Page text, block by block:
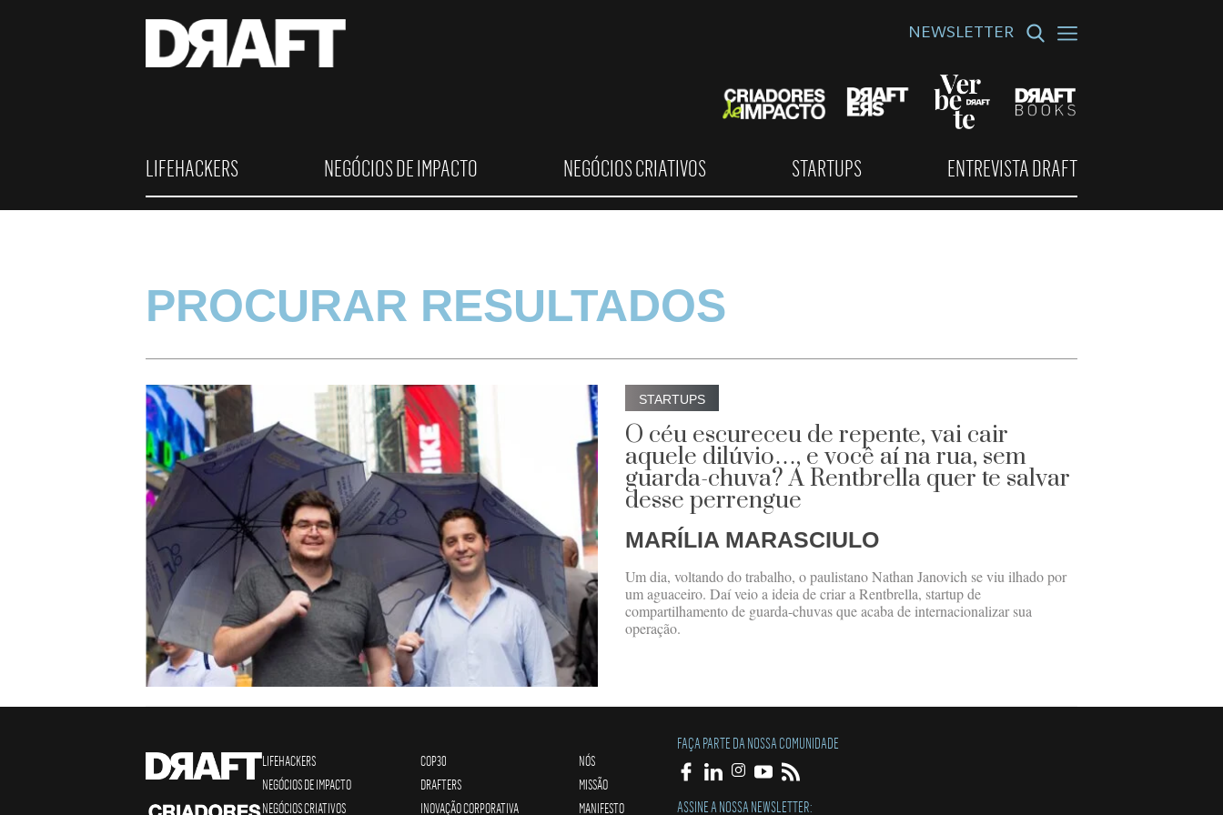
NEWSLETTER
LIFEHACKERS NEGÓCIOS DE IMPACTO NEGÓCIOS CRIATIVOS STARTUPS ENTREVISTA DRAFT
PROCURAR RESULTADOS
STARTUPS
O céu escureceu de repente, vai cair
aquele dilúvio…, e você aí na rua, sem
guarda-chuva? A Rentbrella quer te salvar
desse perrengue
MARÍLIA MARASCIULO
Um dia, voltando do trabalho, o paulistano Nathan Janovich se viu ilhado por
um aguaceiro. Daí veio a ideia de criar a Rentbrella, startup de
compartilhamento de guarda-chuvas que acaba de internacionalizar sua
operação.
LIFEHACKERS
NEGÓCIOS DE IMPACTO
NEGÓCIOS CRIATIVOS
COP30
DRAFTERS
INOVAÇÃO CORPORATIVA
NÓS
MISSÃO
MANIFESTO
FAÇA PARTE DA NOSSA COMUNIDADE
ASSINE A NOSSA NEWSLETTER: